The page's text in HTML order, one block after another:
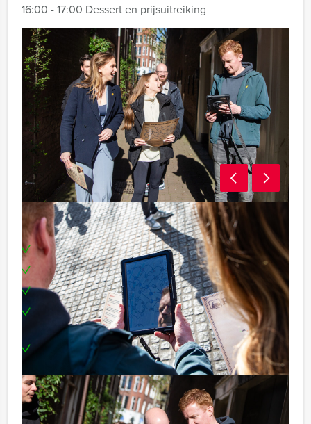
16:00 - 17:00 Dessert en prijsuitreiking
Wat kun je verwachten?
Los creatieve en uitdagende puzzels op
Bouw stations op strategische locaties
Ontmasker zwartrijders en scoor bonuspunten
Dwarsboom je tegenstanders door belangrijke
stations in te pikken
Een heerlijk 3-gangenlunch
Voor wie
Perfect voor teamuitjes, bedrijfsuitjes of
vriendengroepen die houden van een flinke portie